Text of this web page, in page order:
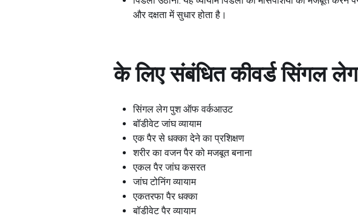
और दक्षता में सुधार होता है।
के लिए संबंधित कीवर्ड सिंगल
सिंगल लेग पुश ऑफ वर्कआउट
बॉडीवेट जांघ व्यायाम
एक पैर से धक्का देने का प्रशिक्षण
शरीर का वजन पैर को मजबूत बनाना
एकल पैर जांघ कसरत
जांघ टोनिंग व्यायाम
एकतरफा पैर धक्का
बॉडीवेट पैर व्यायाम